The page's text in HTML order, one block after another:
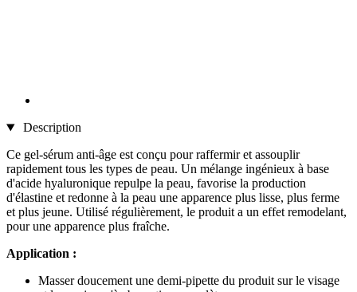
Description
Ce gel-sérum anti-âge est conçu pour raffermir et assouplir
rapidement tous les types de peau. Un mélange ingénieux à base
d'acide hyaluronique repulpe la peau, favorise la production
d'élastine et redonne à la peau une apparence plus lisse, plus ferme
et plus jeune. Utilisé régulièrement, le produit a un effet remodelant,
pour une apparence plus fraîche.
Application :
Masser doucement une demi-pipette du produit sur le visage